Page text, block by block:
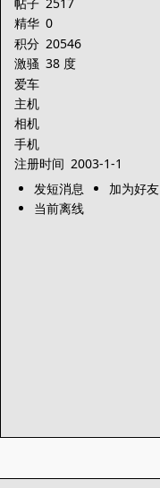
精华 0
积分 20546
激骚 38 度
爱车
主机
相机
手机
注册时间 2003-1-1
发短消息
加为好友
当前离线